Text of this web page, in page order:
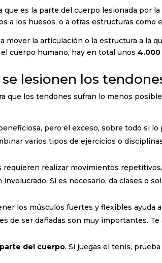
que es la parte del cuerpo lesionada por
a los huesos, o a otras estructuras como
mover la articulación o la estructura a la
cuerpo humano, hay en total unos
lesionen los
que los tendones sufran lo menos
pero el exceso, sobre todo si
varios tipos de ejercicios o
requieren realizar movimientos
Si es necesario, da clases o
los músculos fuertes y flexibles ayuda
de ser dañadas son muy importantes.
del cuerpo. Si juegas el tenis,